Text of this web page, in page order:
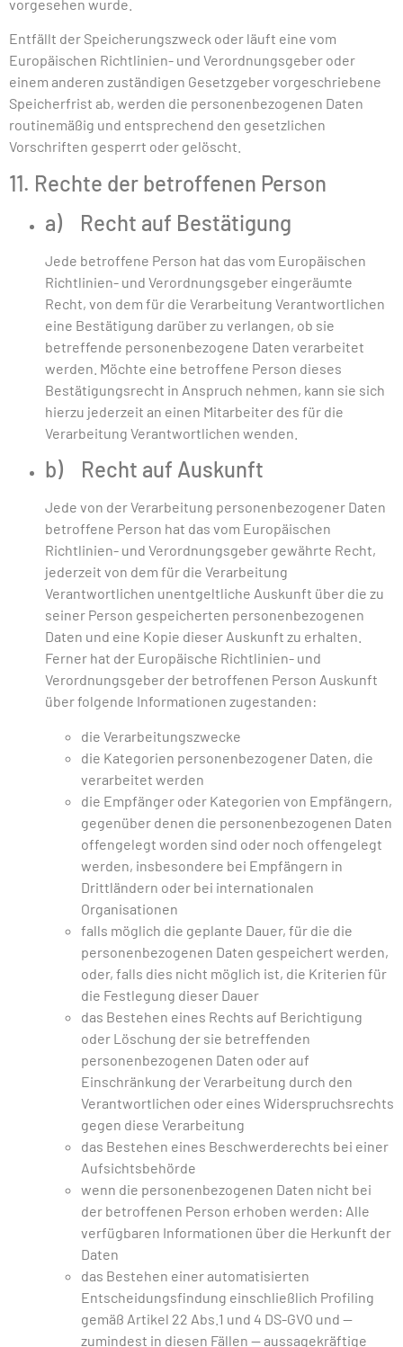
vorgesehen wurde.
Entfällt der Speicherungszweck oder läuft eine vom
Europäischen Richtlinien- und Verordnungsgeber oder
einem anderen zuständigen Gesetzgeber vorgeschriebene
Speicherfrist ab, werden die personenbezogenen Daten
routinemäßig und entsprechend den gesetzlichen
Vorschriften gesperrt oder gelöscht.
11. Rechte der betroffenen Person
a) Recht auf Bestätigung
Jede betroffene Person hat das vom Europäischen
Richtlinien- und Verordnungsgeber eingeräumte
Recht, von dem für die Verarbeitung Verantwortlichen
eine Bestätigung darüber zu verlangen, ob sie
betreffende personenbezogene Daten verarbeitet
werden. Möchte eine betroffene Person dieses
Bestätigungsrecht in Anspruch nehmen, kann sie sich
hierzu jederzeit an einen Mitarbeiter des für die
Verarbeitung Verantwortlichen wenden.
b) Recht auf Auskunft
Jede von der Verarbeitung personenbezogener Daten
betroffene Person hat das vom Europäischen
Richtlinien- und Verordnungsgeber gewährte Recht,
jederzeit von dem für die Verarbeitung
Verantwortlichen unentgeltliche Auskunft über die zu
seiner Person gespeicherten personenbezogenen
Daten und eine Kopie dieser Auskunft zu erhalten.
Ferner hat der Europäische Richtlinien- und
Verordnungsgeber der betroffenen Person Auskunft
über folgende Informationen zugestanden:
die Verarbeitungszwecke
die Kategorien personenbezogener Daten, die
verarbeitet werden
die Empfänger oder Kategorien von Empfängern,
gegenüber denen die personenbezogenen Daten
offengelegt worden sind oder noch offengelegt
werden, insbesondere bei Empfängern in
Drittländern oder bei internationalen
Organisationen
falls möglich die geplante Dauer, für die die
personenbezogenen Daten gespeichert werden,
oder, falls dies nicht möglich ist, die Kriterien für
die Festlegung dieser Dauer
das Bestehen eines Rechts auf Berichtigung
oder Löschung der sie betreffenden
personenbezogenen Daten oder auf
Einschränkung der Verarbeitung durch den
Verantwortlichen oder eines Widerspruchsrechts
gegen diese Verarbeitung
das Bestehen eines Beschwerderechts bei einer
Aufsichtsbehörde
wenn die personenbezogenen Daten nicht bei
der betroffenen Person erhoben werden: Alle
verfügbaren Informationen über die Herkunft der
Daten
das Bestehen einer automatisierten
Entscheidungsfindung einschließlich Profiling
gemäß Artikel 22 Abs.1 und 4 DS-GVO und —
zumindest in diesen Fällen — aussagekräftige